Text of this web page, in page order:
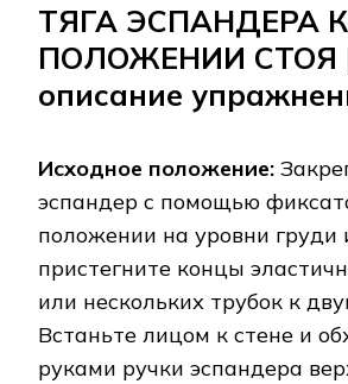
ТЯГА ЭСПАНДЕРА
ПОЛОЖЕНИИ СТОЯ
описание
Исходное положение:
эспандер с помощью
положении на уровни груди
пристегните концы
или нескольких трубок к
Встаньте лицом к стене и
руками ручки эспандера